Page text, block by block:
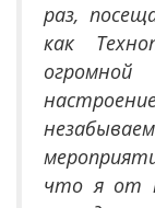
раз,
как
что я от